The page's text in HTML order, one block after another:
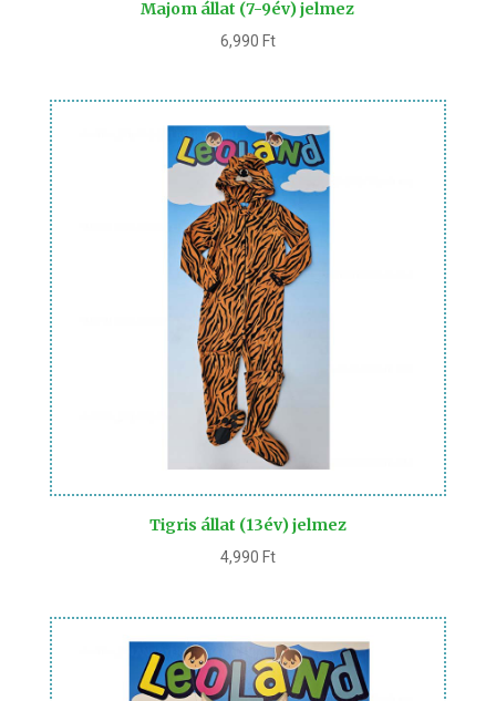
Majom állat (7-9év) jelmez
6,990 Ft
Tigris állat (13év) jelmez
4,990 Ft